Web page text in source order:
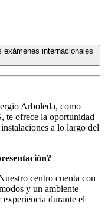
exámenes internacionales
Arboleda, como
te ofrece la oportunidad
a lo largo del
centro cuenta con
y un ambiente
durante el